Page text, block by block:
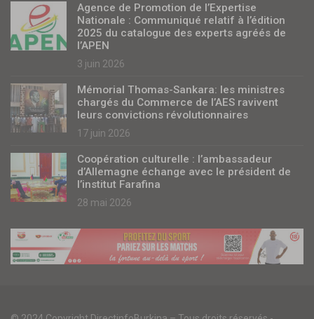
Agence de Promotion de l’Expertise
Nationale : Communiqué relatif à l’édition
2025 du catalogue des experts agréés de
l’APEN
3 juin 2026
Mémorial Thomas-Sankara: les ministres
chargés du Commerce de l’AES ravivent
leurs convictions révolutionnaires
17 juin 2026
Coopération culturelle : l’ambassadeur
d’Allemagne échange avec le président de
l’institut Farafina
28 mai 2026